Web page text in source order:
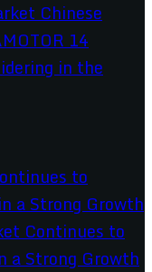
in the